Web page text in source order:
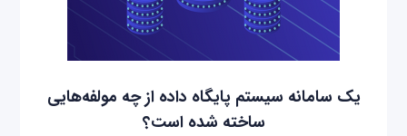
یک سامانه سیستم پایگاه داده از چه مولفه‌هایی
ساخته شده است؟